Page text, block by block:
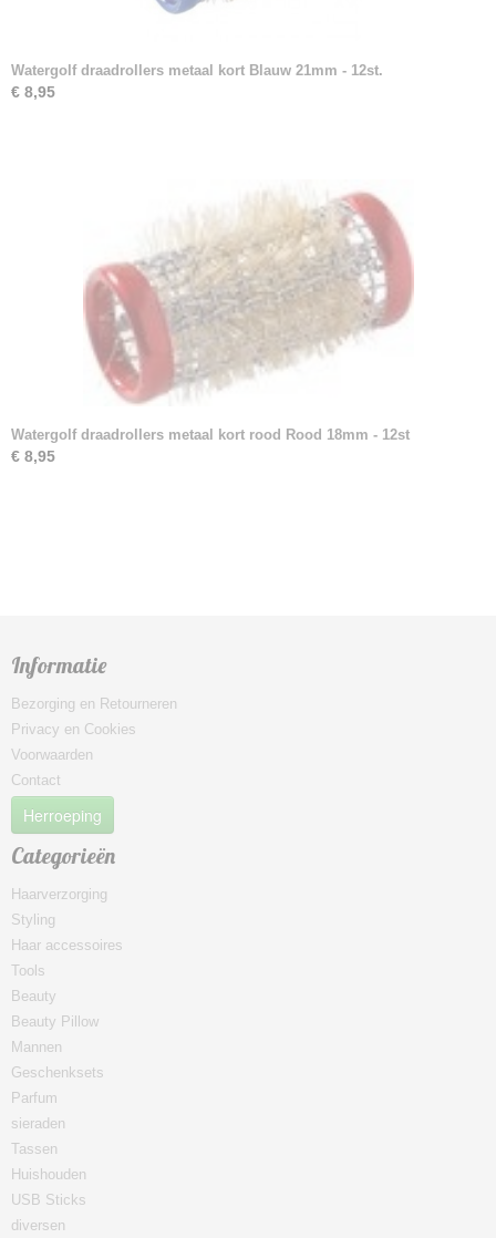
Watergolf draadrollers metaal kort Blauw 21mm - 12st.
€ 8,95
Watergolf draadrollers metaal kort rood Rood 18mm - 12st
€ 8,95
Informatie
Bezorging en Retourneren
Privacy en Cookies
Voorwaarden
Contact
Herroeping
Categorieën
Haarverzorging
Styling
Haar accessoires
Tools
Beauty
Beauty Pillow
Mannen
Geschenksets
Parfum
sieraden
Tassen
Huishouden
USB Sticks
diversen